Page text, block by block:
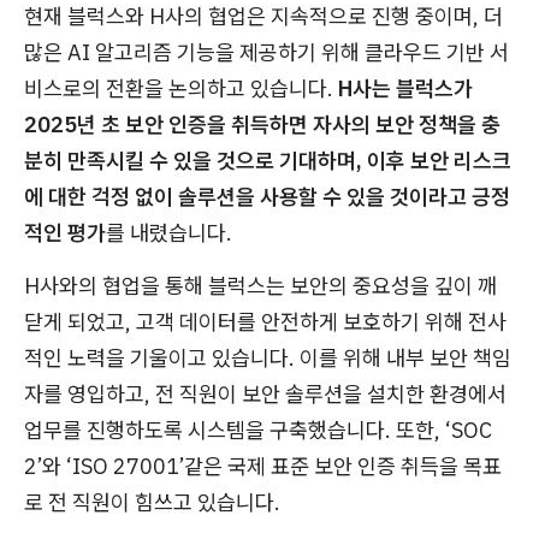
현재 블럭스와 H사의 협업은 지속적으로 진행 중이며, 더
많은 AI 알고리즘 기능을 제공하기 위해 클라우드 기반 서
비스로의 전환을 논의하고 있습니다. H사는 블럭스가
2025년 초 보안 인증을 취득하면 자사의 보안 정책을 충
분히 만족시킬 수 있을 것으로 기대하며, 이후 보안 리스크
에 대한 걱정 없이 솔루션을 사용할 수 있을 것이라고 긍정
적인 평가를 내렸습니다.
H사와의 협업을 통해 블럭스는 보안의 중요성을 깊이 깨
닫게 되었고, 고객 데이터를 안전하게 보호하기 위해 전사
적인 노력을 기울이고 있습니다. 이를 위해 내부 보안 책임
자를 영입하고, 전 직원이 보안 솔루션을 설치한 환경에서
업무를 진행하도록 시스템을 구축했습니다. 또한, ‘SOC
2’와 ‘ISO 27001’같은 국제 표준 보안 인증 취득을 목표
로 전 직원이 힘쓰고 있습니다.